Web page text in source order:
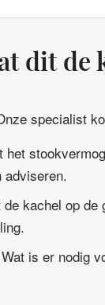
dit de
specialist
het
adviseren.
kachel op de
is er nodig